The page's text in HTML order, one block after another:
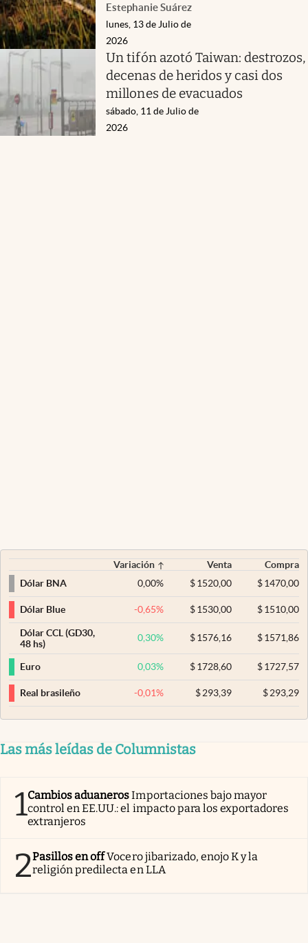
Estephanie Suárez
lunes, 13 de Julio de
2026
Un tifón azotó Taiwan: destrozos,
decenas de heridos y casi dos
millones de evacuados
sábado, 11 de Julio de
2026
Variación Venta
Compra
Dólar BNA
0,00% $ 1520,00 $1470,00
Dólar Blue -0,65% $ 1530,00 $1510,00
Dólar CCL (GD30,
48 hs)
0,30% $ 1576,16 $1571,86
Euro 0,03% $ 1728,60 $1727,57
Real brasileño -0,01% $ 293,39 $293,29
Las más leídas de Columnistas
1Cambios aduanerosImportaciones bajo mayor
control en EE.UU.: el impacto para los exportadores
extranjeros
2Pasillos en offVocero jibarizado, enojo K y la
religión predilecta en LLA